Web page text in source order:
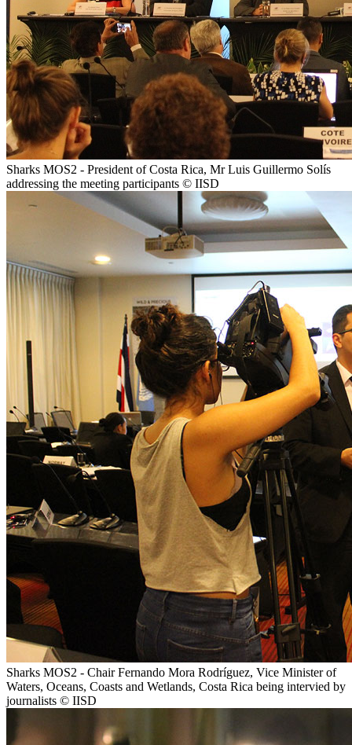
Sharks MOS2 - President of Costa Rica, Mr Luis Guillermo Solís
addressing the meeting participants © IISD
Sharks MOS2 - Chair Fernando Mora Rodríguez, Vice Minister of
Waters, Oceans, Coasts and Wetlands, Costa Rica being intervied by
journalists © IISD